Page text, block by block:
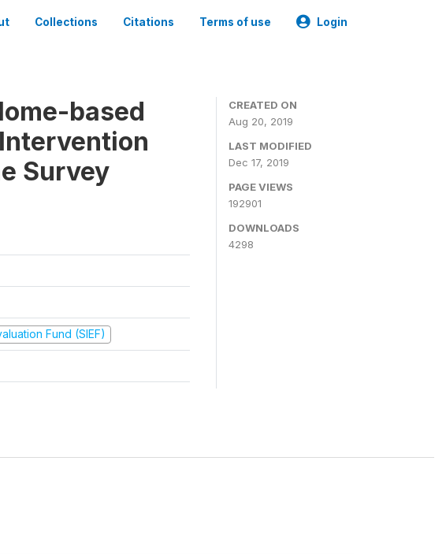
Collections Citations Terms of use Login
based
Survey
Fund (SIEF)
CREATED ON
Aug 20, 2019
LAST MODIFIED
Dec 17, 2019
PAGE VIEWS
192901
DOWNLOADS
4298